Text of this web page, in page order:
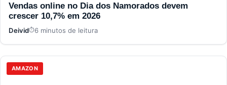
Vendas online no Dia dos Namorados devem
crescer 10,7% em 2026
Deivid 6 minutos de leitura
AMAZON